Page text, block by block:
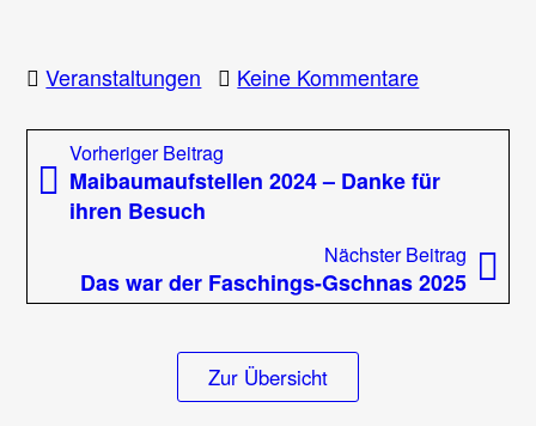
Veranstaltungen Keine Kommentarezu
in
Beitragsnavigation
Vorheriger Beitrag
Beitrag:
Maibaumaufstellen 2024 – Danke für
ihren Besuch
Nächster Beitrag
Das war der Faschings-Gschnas 2025
Zur Übersicht